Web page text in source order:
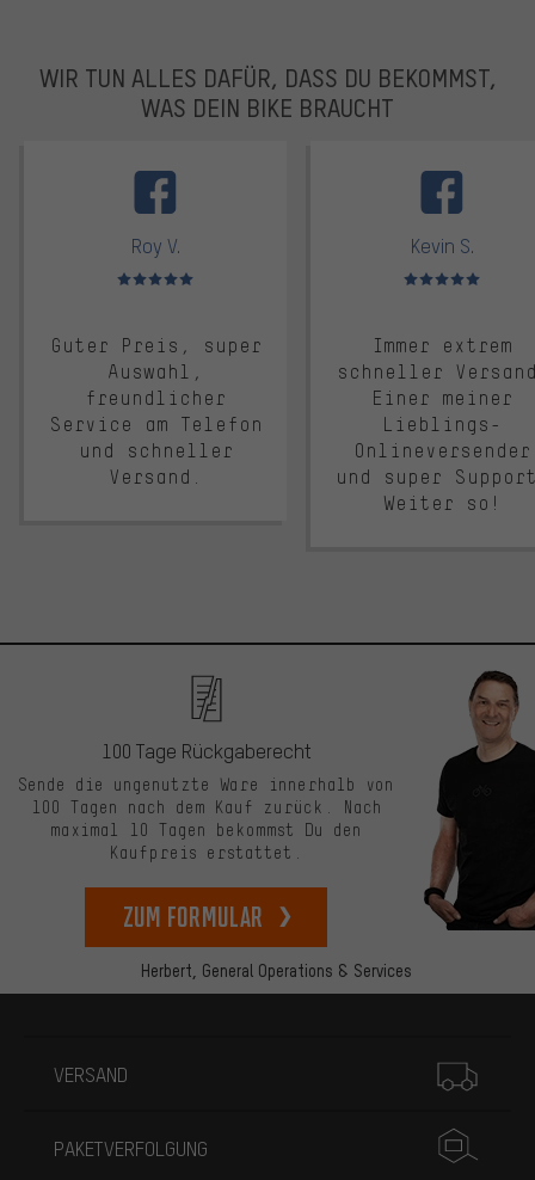
WIR TUN ALLES DAFÜR, DASS DU BEKOMMST,
WAS DEIN BIKE BRAUCHT
Roy V.
Bewertungen: 5 von 5
Guter Preis, super
Auswahl,
freundlicher
Service am Telefon
und schneller
Versand.
Kevin S.
Bewertungen: 5 von 5
Immer extrem
schneller
Einer meiner
Lieblings-
Onlineversender
und super
Weiter so!
Herbert, General Operations & Services
100 Tage Rückgaberecht
Sende die ungenutzte Ware innerhalb von
100 Tagen nach dem Kauf zurück. Nach
maximal 10 Tagen bekommst Du den
Kaufpreis erstattet.
zum Formular
VERSAND
PAKETVERFOLGUNG